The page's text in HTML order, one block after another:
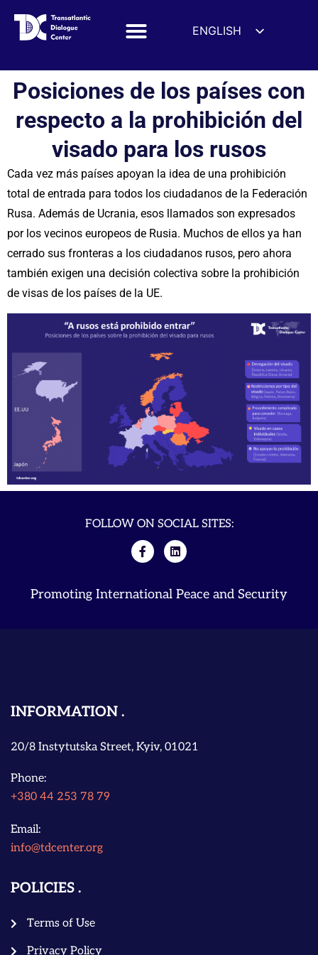
ENGLISH
DEUTSCH
FRANÇAIS
УКРАЇНСЬКА
简体中文
हिन्दी
العربية
ITALIANO
Posiciones de los países con
respecto a la prohibición del
visado para los rusos
Cada vez más países apoyan la idea de una prohibición
total de entrada para todos los ciudadanos de la Federación
Rusa. Además de Ucrania, esos llamados son expresados
por los vecinos europeos de Rusia. Muchos de ellos ya han
cerrado sus fronteras a los ciudadanos rusos, pero ahora
también exigen una decisión colectiva sobre la prohibición
de visas de los países de la UE.
FOLLOW ON SOCIAL SITES:
Promoting International Peace and Security
INFORMATION
20/8 Instytutska Street, Kyiv, 01021
Phone:
+380 44 253 78 79
Email:
info@tdcenter.org
POLICIES
Terms of Use
Privacy Policy